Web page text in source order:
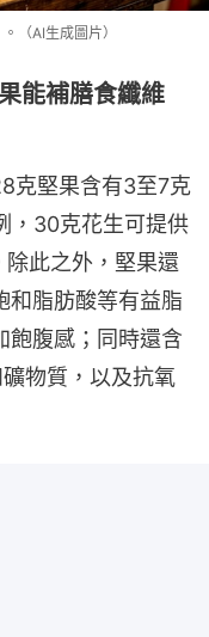
（AI生成圖片）
能補膳食纖維
克堅果含有3至7克
，30克花生可提供
此之外，堅果還
和脂肪酸等有益脂
飽腹感；同時還含
物質，以及抗氧